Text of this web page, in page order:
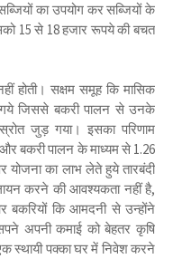
का उपयोग कर सब्जियों के
15 से 18 हजार रूपये की बचत
होती। सक्षम समूह कि मासिक
जिससे बकरी पालन से उनके
जुड़ गया। इसका परिणाम
बकरी पालन के माध्यम से 1.26
का लाभ लेते हुये तारबंदी
करने की आवश्यकता नहीं है,
बकरियों कि आमदनी से उन्होंने
अपनी कमाई को बेहतर कृषि
स्थायी पक्का घर में निवेश करने